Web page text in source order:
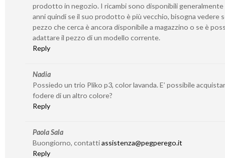
prodotto in negozio. I ricambi sono disponibili generalmente
anni quindi se il suo prodotto è più vecchio, bisogna vedere
pezzo che cerca è ancora disponibile a magazzino o se è
adattare il pezzo di un modello corrente.
Reply
Nadia
Possiedo un trio Pliko p3, color lavanda. E’ possibile
fodere di un altro colore?
Reply
Paola Sala
Buongiorno, contattiassistenza@pegperego.it
Reply